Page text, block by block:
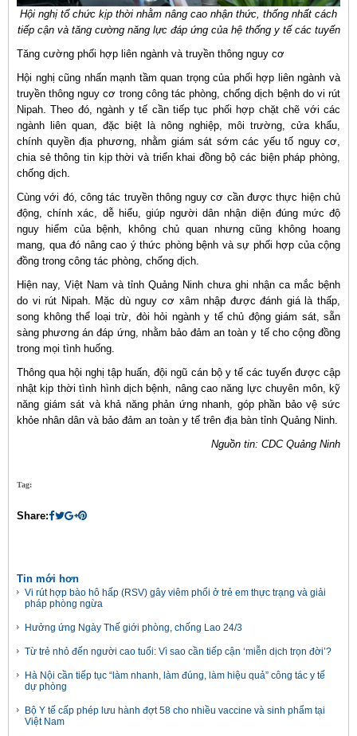
Hội nghị tổ chức kịp thời nhằm nâng cao nhận thức, thống nhất cách
tiếp cận và tăng cường năng lực đáp ứng của hệ thống y tế các tuyến
Tăng cường phối hợp liên ngành và truyền thông nguy cơ
Hội nghị cũng nhấn mạnh tầm quan trọng của phối hợp liên ngành và
truyền thông nguy cơ trong công tác phòng, chống dịch bệnh do vi rút
Nipah. Theo đó, ngành y tế cần tiếp tục phối hợp chặt chẽ với các
ngành liên quan, đặc biệt là nông nghiệp, môi trường, cửa khẩu,
chính quyền địa phương, nhằm giám sát sớm các yếu tố nguy cơ,
chia sẻ thông tin kịp thời và triển khai đồng bộ các biện pháp phòng,
chống dịch.
Cùng với đó, công tác truyền thông nguy cơ cần được thực hiện chủ
động, chính xác, dễ hiểu, giúp người dân nhận diện đúng mức độ
nguy hiểm của bệnh, không chủ quan nhưng cũng không hoang
mang, qua đó nâng cao ý thức phòng bệnh và sự phối hợp của cộng
đồng trong công tác phòng, chống dịch.
Hiện nay, Việt Nam và tỉnh Quảng Ninh chưa ghi nhận ca mắc bệnh
do vi rút Nipah. Mặc dù nguy cơ xâm nhập được đánh giá là thấp,
song không thể loại trừ, đòi hỏi ngành y tế chủ động giám sát, sẵn
sàng phương án đáp ứng, nhằm bảo đảm an toàn y tế cho cộng đồng
trong mọi tình huống.
Thông qua hội nghị tập huấn, đội ngũ cán bộ y tế các tuyến được cập
nhật kịp thời tình hình dịch bệnh, nâng cao năng lực chuyên môn, kỹ
năng giám sát và khả năng phản ứng nhanh, góp phần bảo vệ sức
khỏe nhân dân và bảo đảm an toàn y tế trên địa bàn tỉnh Quảng Ninh.
Nguồn tin: CDC Quảng Ninh
Tag:
Share:
Tin mới hơn
Vi rút hợp bào hô hấp (RSV) gây viêm phổi ở trẻ em thực trạng và giải
pháp phòng ngừa
Hưởng ứng Ngày Thế giới phòng, chống Lao 24/3
Từ trẻ nhỏ đến người cao tuổi: Vì sao cần tiếp cận ‘miễn dịch trọn đời’?
Hà Nội cần tiếp tục “làm nhanh, làm đúng, làm hiệu quả” công tác y tế
dự phòng
Bộ Y tế cấp phép lưu hành đợt 58 cho nhiều vaccine và sinh phẩm tại
Việt Nam